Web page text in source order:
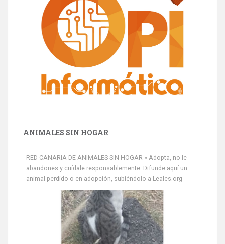
ANIMALES SIN HOGAR
RED CANARIA DE ANIMALES SIN HOGAR » Adopta, no le
abandones y cuídale responsablemente. Difunde aquí un
animal perdido o en adopción, subiéndolo a Leales.org